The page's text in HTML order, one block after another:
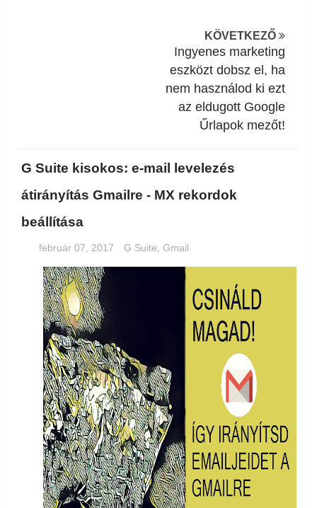
KÖVETKEZŐ
Ingyenes marketing
eszközt dobsz el, ha
nem használod ki ezt
az eldugott Google
Űrlapok mezőt!
G Suite kisokos: e-mail levelezés
átirányítás Gmailre - MX rekordok
beállítása
február 07, 2017 G Suite Gmail